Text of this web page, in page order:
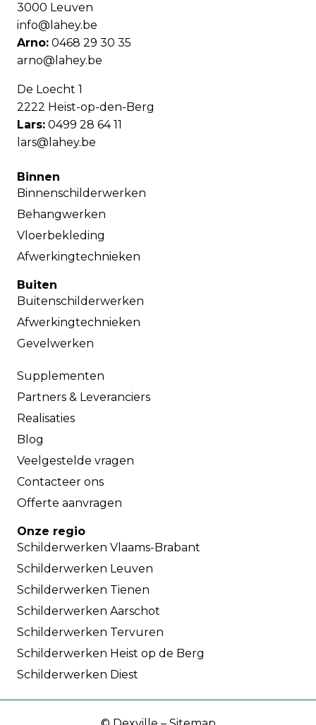
3000 Leuven
info@lahey.be
Arno: 0468 29 30 35
arno@lahey.be
De Loecht 1
2222 Heist-op-den-Berg
Lars: 0499 28 64 11
lars@lahey.be
Binnen
Binnenschilderwerken
Behangwerken
Vloerbekleding
Afwerkingtechnieken
Buiten
Buitenschilderwerken
Afwerkingtechnieken
Gevelwerken
Supplementen
Partners & Leveranciers
Realisaties
Blog
Veelgestelde vragen
Contacteer ons
Offerte aanvragen
Onze regio
Schilderwerken Vlaams-Brabant
Schilderwerken Leuven
Schilderwerken Tienen
Schilderwerken Aarschot
Schilderwerken Tervuren
Schilderwerken Heist op de Berg
Schilderwerken Diest